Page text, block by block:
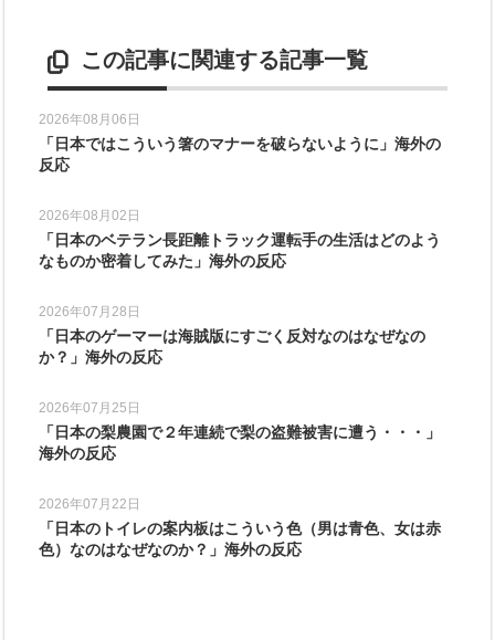
この記事に関連する記事一覧
2026年08月06日
「日本ではこういう箸のマナーを破らないように」海外の
反応
2026年08月02日
「日本のベテラン長距離トラック運転手の生活はどのよう
なものか密着してみた」海外の反応
2026年07月28日
「日本のゲーマーは海賊版にすごく反対なのはなぜなの
か？」海外の反応
2026年07月25日
「日本の梨農園で２年連続で梨の盗難被害に遭う・・・」
海外の反応
2026年07月22日
「日本のトイレの案内板はこういう色（男は青色、女は赤
色）なのはなぜなのか？」海外の反応